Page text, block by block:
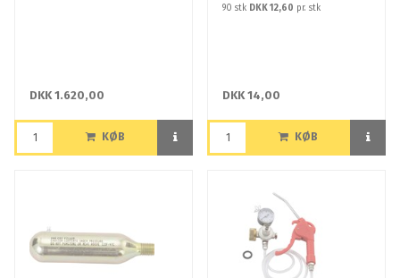
DKK 1.620,00
KØB
90 stk DKK 12,60 pr. stk
DKK 14,00
KØB